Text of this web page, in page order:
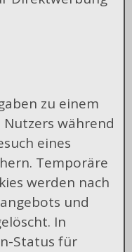
zu einem
während
eines
Temporäre
werden nach
und
In
Status für